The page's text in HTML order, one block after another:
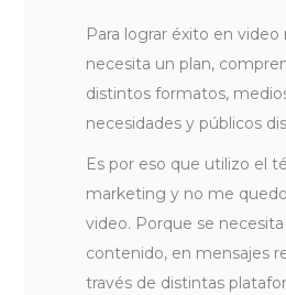
Para lograr éxito en
necesita un plan,
distintos formatos,
necesidades y públicos
Es por eso que utilizo el
marketing y no me
video. Porque se necesita
contenido, en mensajes
través de distintas